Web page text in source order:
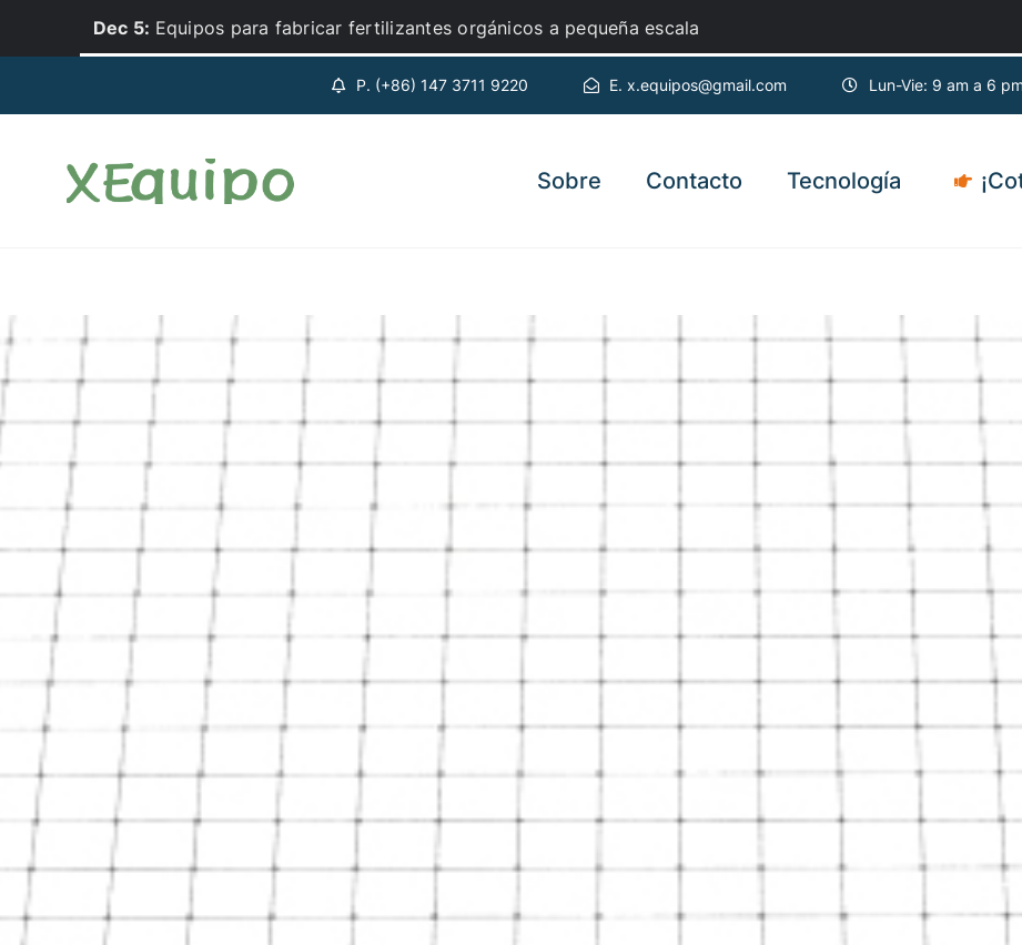
Dec 5: ¿Cómo instalar una planta de biofertilizantes cerca de mí?
P. (+86) 147 3711 9220 E. x.equipos@gmail.com Lun-Vie: 9 am a 6 pm
Sobre Contacto Tecnología